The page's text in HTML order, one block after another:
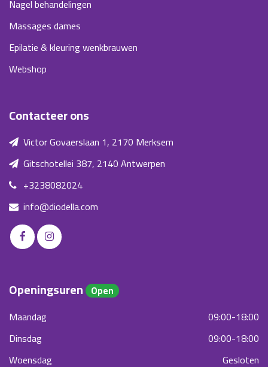
Nagel behandelingen
Massages dames
Epilatie & kleuring wenkbrauwen
Webshop
Contacteer ons
Victor Govaerslaan 1, 2170 Merksem
Gitschotellei 387, 2140 Antwerpen
+3238082024
info@diodella.com
Openingsuren Open
Maandag
09:00-18:00
Dinsdag
09:00-18:00
Woensdag
Gesloten